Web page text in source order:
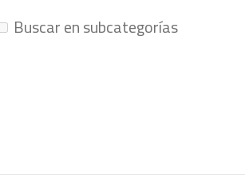
Buscar en subcategorías